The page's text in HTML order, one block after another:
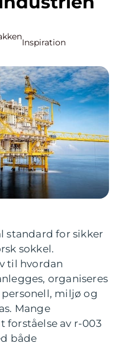
Inspiration
standard for sikker
sokkel.
til hvordan
organiseres
miljø og
Mange
forståelse av r-003
både